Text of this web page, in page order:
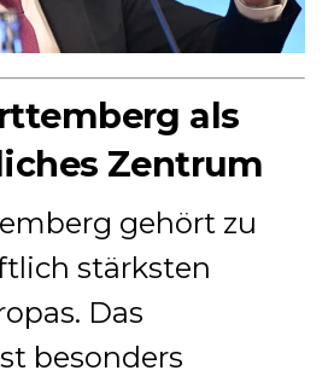
als
Zentrum
gehört zu
stärksten
Das
besonders